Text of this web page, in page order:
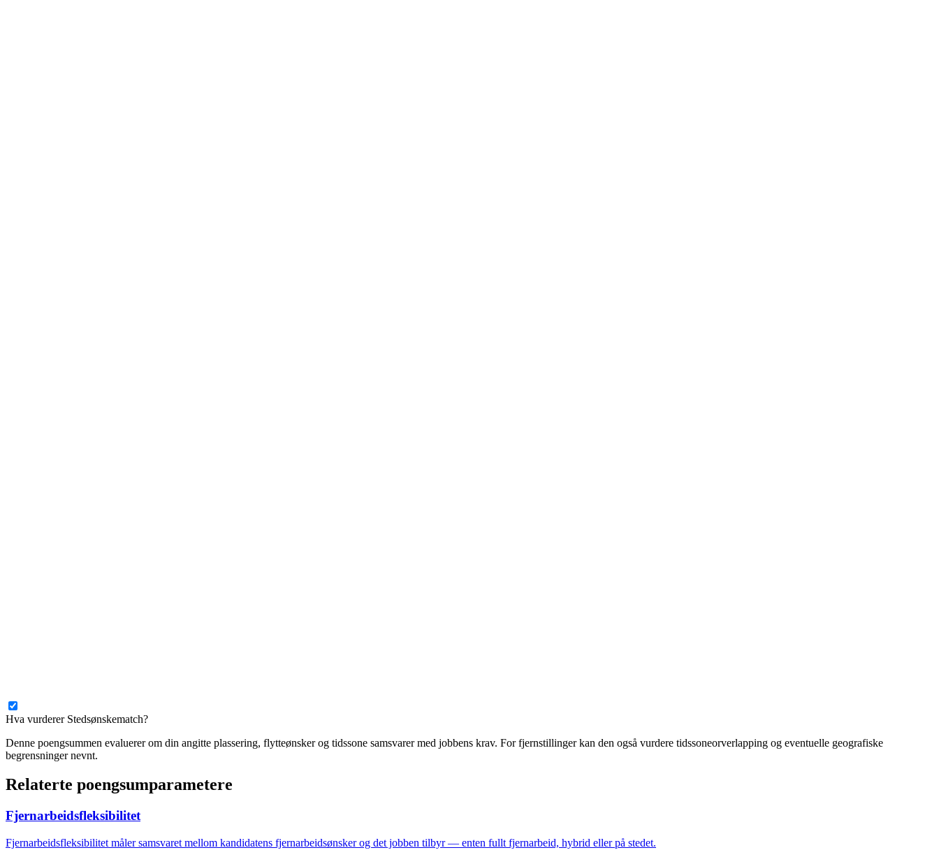
Hva vurderer Stedsønskematch?
Denne poengsummen evaluerer om din angitte plassering, flytteønsker og tidssone samsvarer med jobbens krav. For fjernstillinger kan den også vurdere tidssoneorverlapping og eventuelle geografiske
begrensninger nevnt.
Relaterte poengsumparametere
Fjernarbeidsfleksibilitet
Fjernarbeidsfleksibilitet måler samsvaret mellom kandidatens fjernarbeidsønsker og det jobben tilbyr — enten fullt fjernarbeid, hybrid eller på stedet.